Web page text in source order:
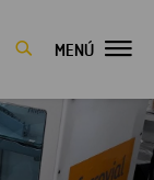
MENÚ